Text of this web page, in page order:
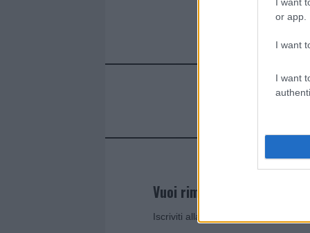
or app.
I want
I want
Vuoi rimanere sempre
Iscriviti alla newsletter di Gallura